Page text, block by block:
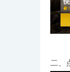
二、